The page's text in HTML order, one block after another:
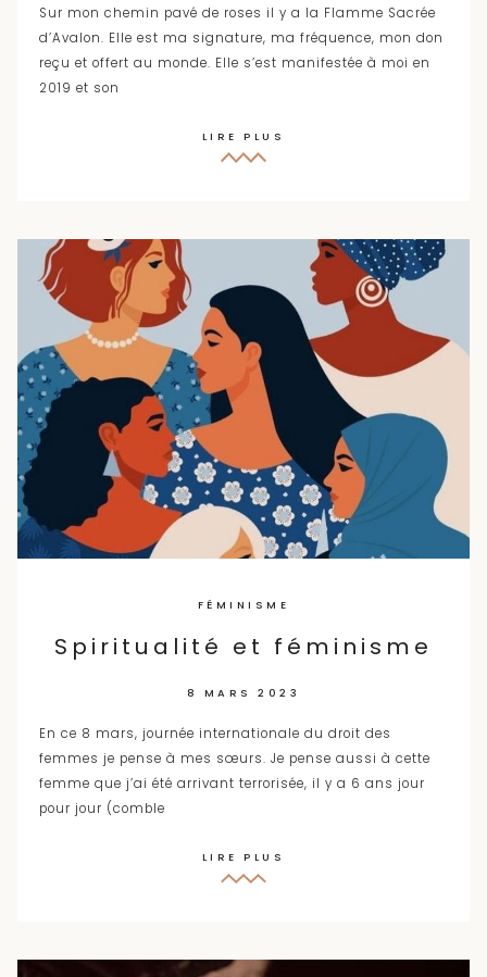
Sur mon chemin pavé de roses il y a la Flamme Sacrée
d’Avalon. Elle est ma signature, ma fréquence, mon don
reçu et offert au monde. Elle s’est manifestée à moi en
2019 et son
LIRE PLUS
FÉMINISME
Spiritualité et féminisme
8 MARS 2023
En ce 8 mars, journée internationale du droit des
femmes je pense à mes sœurs. Je pense aussi à cette
femme que j’ai été arrivant terrorisée, il y a 6 ans jour
pour jour (comble
LIRE PLUS